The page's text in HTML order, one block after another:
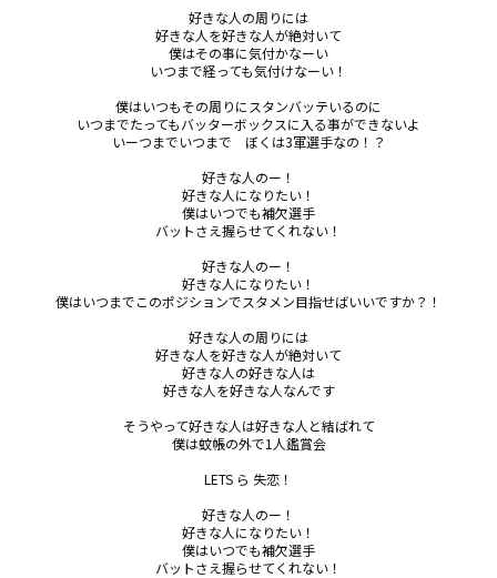
好きな人の周りには
好きな人を好きな人が絶対いて
僕はその事に気付かなーい
いつまで経っても気付けなーい！
僕はいつもその周りにスタンバッテいるのに
いつまでたってもバッターボックスに入る事ができないよ
いーつまでいつまで　ぼくは3軍選手なの！？
好きな人のー！
好きな人になりたい！
僕はいつでも補欠選手
バットさえ握らせてくれない！
好きな人のー！
好きな人になりたい！
僕はいつまでこのポジションでスタメン目指せばいいですか？！
好きな人の周りには
好きな人を好きな人が絶対いて
好きな人の好きな人は
好きな人を好きな人なんです
そうやって好きな人は好きな人と結ばれて
僕は蚊帳の外で1人鑑賞会
LETS ら 失恋！
好きな人のー！
好きな人になりたい！
僕はいつでも補欠選手
バットさえ握らせてくれない！